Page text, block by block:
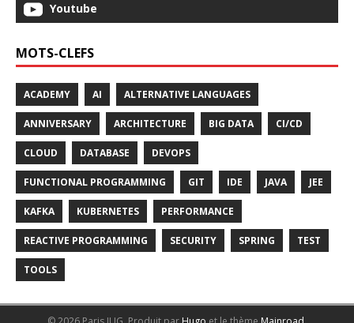
Youtube
MOTS-CLEFS
ACADEMY AI ALTERNATIVE LANGUAGES
ANNIVERSARY ARCHITECTURE BIG DATA CI/CD
CLOUD DATABASE DEVOPS
FUNCTIONAL PROGRAMMING GIT IDE JAVA JEE
KAFKA KUBERNETES PERFORMANCE
REACTIVE PROGRAMMING SECURITY SPRING TEST
TOOLS